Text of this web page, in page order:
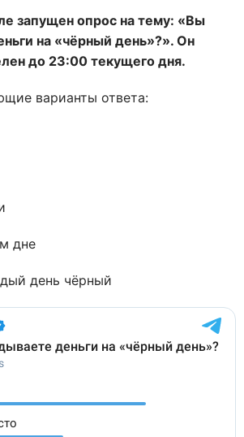
запущен опрос на тему: «Вы
на «чёрный день»?». Он
до 23:00 текущего дня.
варианты ответа:
дне
день чёрный